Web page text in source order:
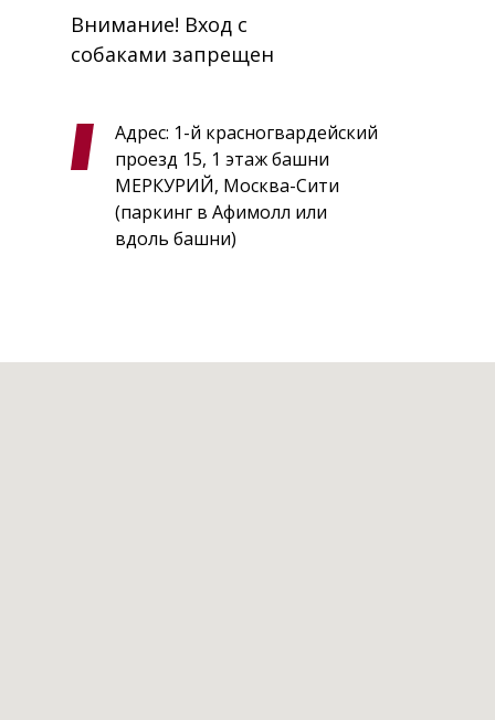
Внимание! Вход с
собаками запрещен
Адрес: 1-й красногвардейский
проезд 15, 1 этаж башни
МЕРКУРИЙ, Москва-Сити
(паркинг в Афимолл или
вдоль башни)